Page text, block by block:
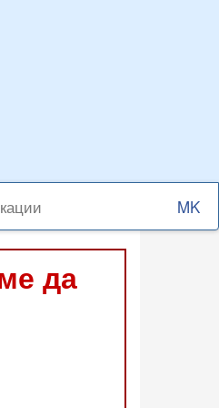
Select
your
да